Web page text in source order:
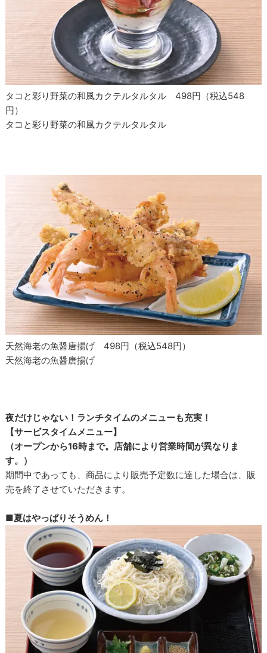
タコと彩り野菜の和風カクテルタルタル 498円（税込548
円）
タコと彩り野菜の和風カクテルタルタル
天然海老の魚醤唐揚げ 498円（税込548円）
天然海老の魚醤唐揚げ
夜だけじゃない！ランチタイムのメニューも充実！
【サービスタイムメニュー】
（オープンから16時まで。店舗により営業時間が異なりま
す。）
期間中であっても、商品により販売予定数に達した場合は、販
売を終了させていただきます。
■夏はやっぱりそうめん！